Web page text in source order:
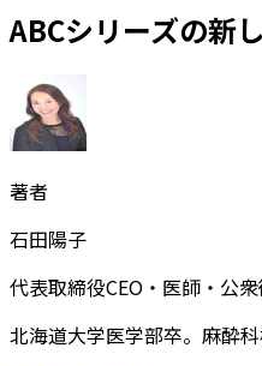
ABCシリーズの新
著者
石田陽子
代表取締役CEO・医師・公
北海道大学医学部卒。麻酔